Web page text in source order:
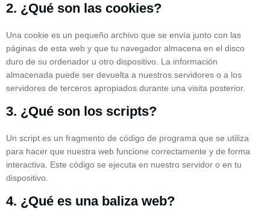
2. ¿Qué son las cookies?
Una cookie es un pequeño archivo que se envía junto con las
páginas de esta web y que tu navegador almacena en el disco
duro de su ordenador u otro dispositivo. La información
almacenada puede ser devuelta a nuestros servidores o a los
servidores de terceros apropiados durante una visita posterior.
3. ¿Qué son los scripts?
Un script es un fragmento de código de programa que se utiliza
para hacer que nuestra web funcione correctamente y de forma
interactiva. Este código se ejecuta en nuestro servidor o en tu
dispositivo.
4. ¿Qué es una baliza web?